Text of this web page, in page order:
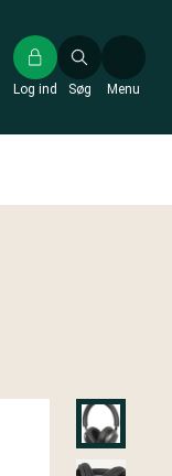
Søg
Log ind Menu